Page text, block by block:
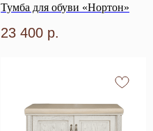
Тумба для обуви «Нортон»
23 400 р.